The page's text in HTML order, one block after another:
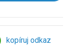
kopíruj odkaz